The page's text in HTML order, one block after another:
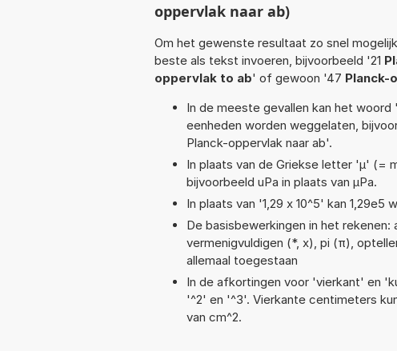
oppervlak naar ab)
Om het gewenste resultaat zo snel
beste als tekst invoeren, bijvoorbeeld '21
oppervlak to ab' of gewoon '47 Planck-
In de meeste gevallen kan het
eenheden worden weggelaten,
Planck-oppervlak naar ab'.
In plaats van de Griekse letter 'µ' (=
bijvoorbeeld uPa in plaats van µPa.
In plaats van '1,29 x 10^5' kan
De basisbewerkingen in het
vermenigvuldigen (*, x), pi (π),
allemaal toegestaan
In de afkortingen voor 'vierkant' en
'^2' en '^3'. Vierkante centimeters
van cm^2.